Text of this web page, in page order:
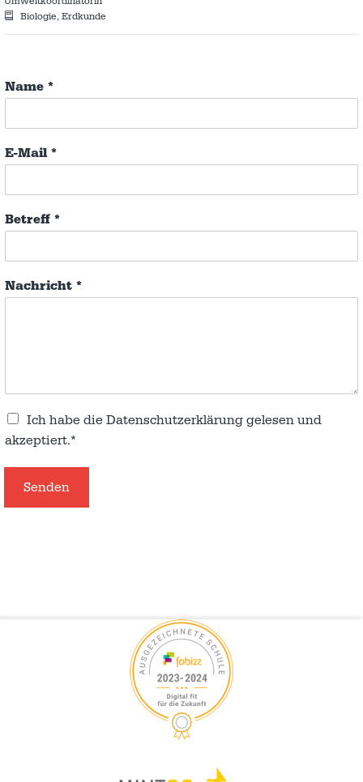
Biologie, Erdkunde
Name *
E-Mail *
Betreff *
Nachricht *
Ich habe die Datenschutzerklärung gelesen und
akzeptiert.*
Senden